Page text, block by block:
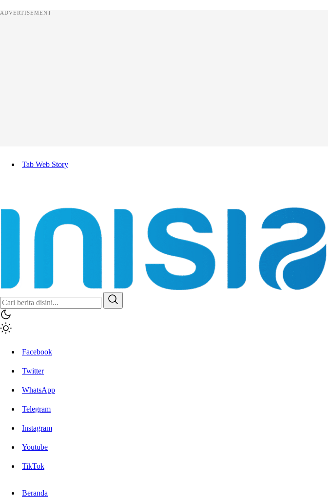
ADVERTISEMENT
Tab Web Story
Facebook
Twitter
WhatsApp
Telegram
Instagram
Youtube
TikTok
Beranda